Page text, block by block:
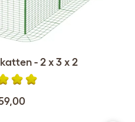
- 2 x 3 x 2